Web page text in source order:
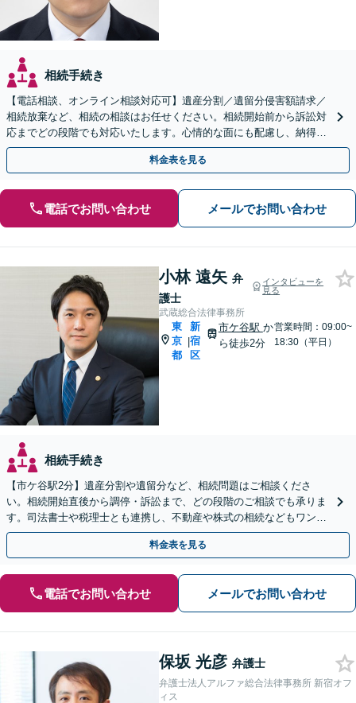
相続手続き
【電話相談、オンライン相談対応可】遺産分割／遺留分侵害額請求／
相続放棄など、相続の相談はお任せください。相続開始前から訴訟対
応までどの段階でも対応いたします。心情的な面にも配慮し、納得感
の高い解決を目指します【新宿御苑前駅徒歩1分】
料金表を見る
電話でお問い合わせ メールでお問い合わせ
小林 遠矢 弁
護士
インタビューを
見る
武蔵総合法律事務所
東
京
都
|
新
宿
区
市ケ谷駅 か
ら徒歩2分
営業時間：09:00~
18:30（平日）
相続手続き
【市ケ谷駅2分】遺産分割や遺留分など、相続問題はご相談くださ
い。相続開始直後から調停・訴訟まで、どの段階のご相談でも承りま
す。司法書士や税理士とも連携し、不動産や株式の相続などもワンス
トップで対応可能。遺言書作成や事業承継のご相談にも対応
料金表を見る
電話でお問い合わせ メールでお問い合わせ
保坂 光彦 弁護士
弁護士法人アルファ総合法律事務所 新宿オフ
ィス